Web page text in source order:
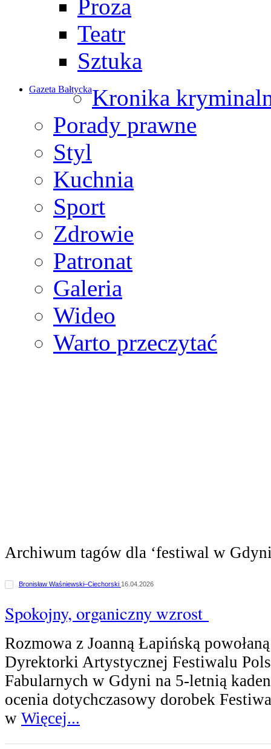
Proza
Teatr
Sztuka
Gazeta BałtyckaKronika
Porady prawne
Styl
Kuchnia
Sport
Zdrowie
Patronat
Galeria
Wideo
Warto przeczytać
Archiwum tagów dla ‘festiwal w
Bronisław Waśniewski–Ciechorski 16.04.2026
Spokojny, organiczny wzrost
Rozmowa z Joanną Łapińską
Dyrektorki Artystycznej Festiwalu
Fabularnych w Gdyni na 5-letnią
ocenia dotychczasowy dorobek
w Więcej...